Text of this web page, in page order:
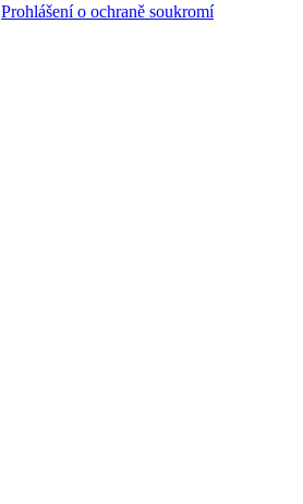
Prohlášení o ochraně soukromí